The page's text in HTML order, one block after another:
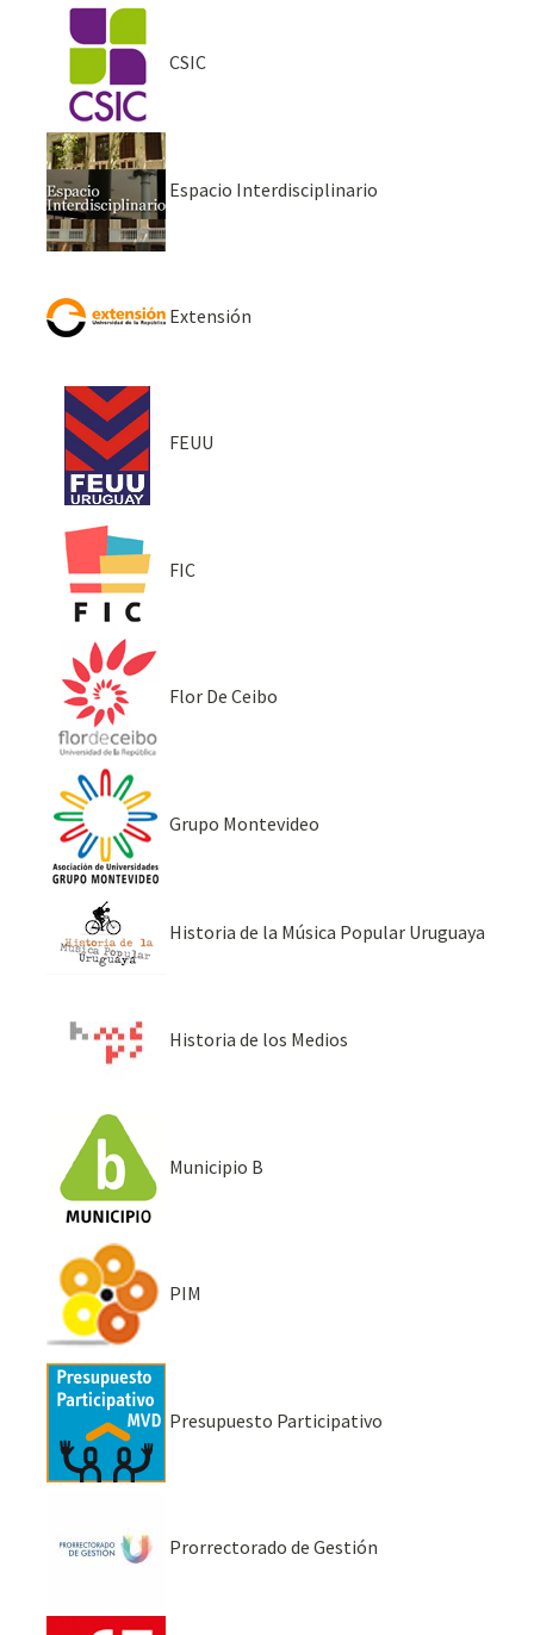
CSIC
Espacio Interdisciplinario
Extensión
FEUU
FIC
Flor De Ceibo
Grupo Montevideo
Historia de la Música Popular Uruguaya
Historia de los Medios
Municipio B
PIM
Presupuesto Participativo
Prorrectorado de Gestión